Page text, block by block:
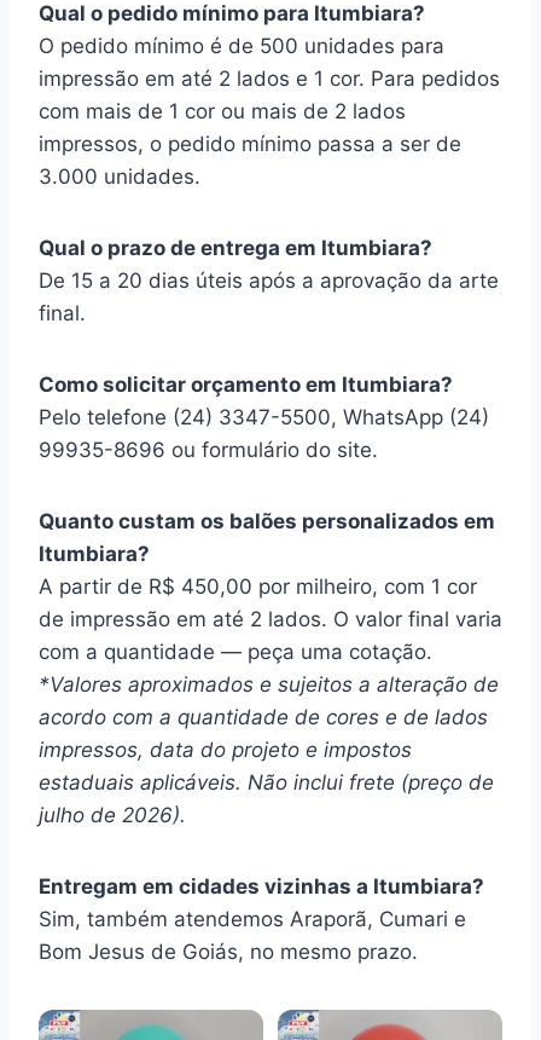
Qual o pedido mínimo para Itumbiara?
O pedido mínimo é de 500 unidades para
impressão em até 2 lados e 1 cor. Para pedidos
com mais de 1 cor ou mais de 2 lados
impressos, o pedido mínimo passa a ser de
3.000 unidades.
Qual o prazo de entrega em Itumbiara?
De 15 a 20 dias úteis após a aprovação da arte
final.
Como solicitar orçamento em Itumbiara?
Pelo telefone (24) 3347-5500, WhatsApp (24)
99935-8696 ou formulário do site.
Quanto custam os balões personalizados em
Itumbiara?
A partir de R$ 450,00 por milheiro, com 1 cor
de impressão em até 2 lados. O valor final varia
com a quantidade — peça uma cotação.
*Valores aproximados e sujeitos a alteração de
acordo com a quantidade de cores e de lados
impressos, data do projeto e impostos
estaduais aplicáveis. Não inclui frete (preço de
julho de 2026).
Entregam em cidades vizinhas a Itumbiara?
Sim, também atendemos Araporã, Cumari e
Bom Jesus de Goiás, no mesmo prazo.